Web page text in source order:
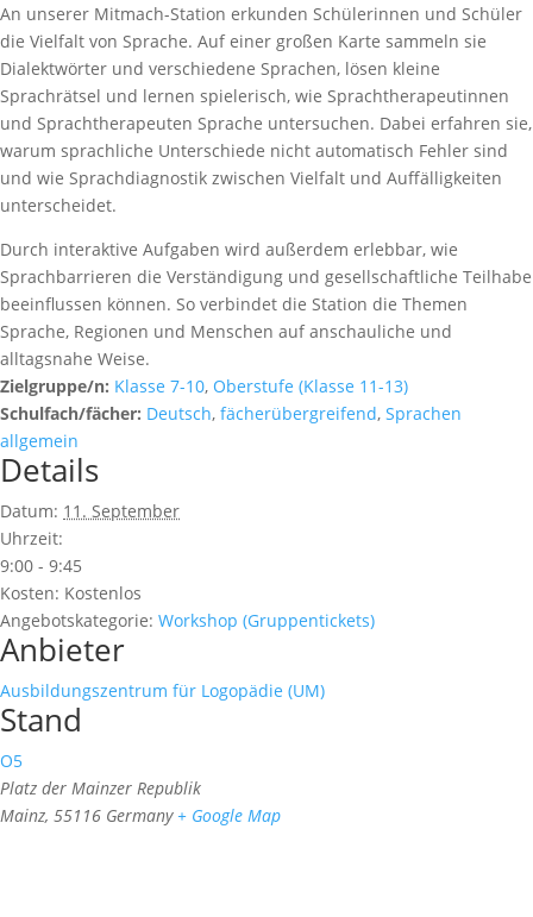
An unserer Mitmach-Station erkunden Schülerinnen und Schüler
die Vielfalt von Sprache. Auf einer großen Karte sammeln sie
Dialektwörter und verschiedene Sprachen, lösen kleine
Sprachrätsel und lernen spielerisch, wie Sprachtherapeutinnen
und Sprachtherapeuten Sprache untersuchen. Dabei erfahren sie,
warum sprachliche Unterschiede nicht automatisch Fehler sind
und wie Sprachdiagnostik zwischen Vielfalt und Auffälligkeiten
unterscheidet.
Durch interaktive Aufgaben wird außerdem erlebbar, wie
Sprachbarrieren die Verständigung und gesellschaftliche Teilhabe
beeinflussen können. So verbindet die Station die Themen
Sprache, Regionen und Menschen auf anschauliche und
alltagsnahe Weise.
Zielgruppe/n: Klasse 7-10, Oberstufe (Klasse 11-13)
Schulfach/fächer: Deutsch, fächerübergreifend, Sprachen
allgemein
Details
Datum: 11. September
Uhrzeit:
9:00 - 9:45
Kosten: Kostenlos
Angebotskategorie: Workshop (Gruppentickets)
Anbieter
Ausbildungszentrum für Logopädie (UM)
Stand
O5
Platz der Mainzer Republik
Mainz, 55116 Germany + Google Map